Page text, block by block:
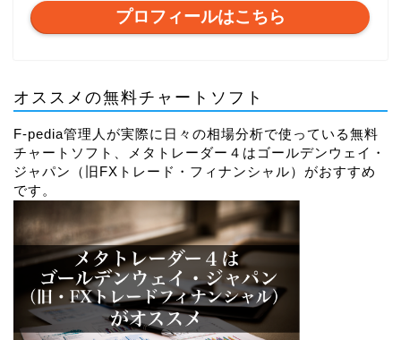
プロフィールはこちら
オススメの無料チャートソフト
F-pedia管理人が実際に日々の相場分析で使っている無料
チャートソフト、メタトレーダー４はゴールデンウェイ・
ジャパン（旧FXトレード・フィナンシャル）がおすすめ
です。